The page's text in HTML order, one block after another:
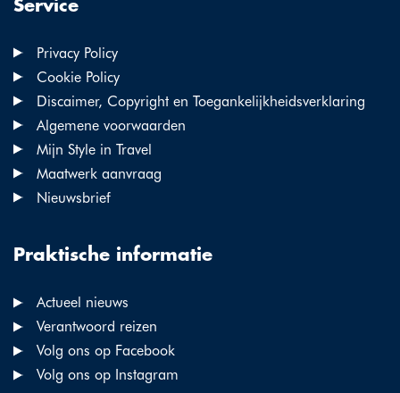
Service
Privacy Policy
Cookie Policy
Discaimer, Copyright en Toegankelijkheidsverklaring
Algemene voorwaarden
Mijn Style in Travel
Maatwerk aanvraag
Nieuwsbrief
Praktische informatie
Actueel nieuws
Verantwoord reizen
Volg ons op Facebook
Volg ons op Instagram